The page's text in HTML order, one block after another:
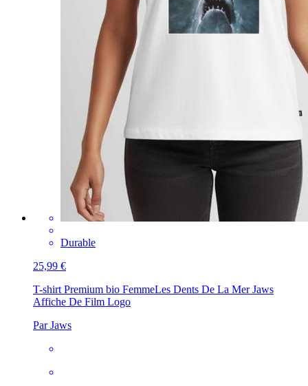
Durable
25,99 €
T-shirt Premium bio FemmeLes Dents De La Mer Jaws
Affiche De Film Logo
Par Jaws